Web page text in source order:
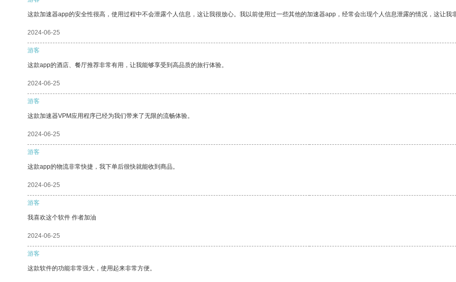
这款加速器app的安全性很高，使用过程中不会泄露个人信息，这让我很放心。我以前使用过一些其他的加速器app，经常会出现个人信息泄露的情况，这让我
2024-06-25
游客
这款app的酒店、餐厅推荐非常有用，让我能够享受到高品质的旅行体验。
2024-06-25
游客
这款加速器VPM应用程序已经为我们带来了无限的流畅体验。
2024-06-25
游客
这款app的物流非常快捷，我下单后很快就能收到商品。
2024-06-25
游客
我喜欢这个软件 作者加油
2024-06-25
游客
这款软件的功能非常强大，使用起来非常方便。